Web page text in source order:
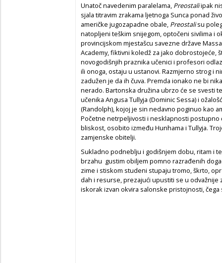
Unatoč navedenim paralelama, Preostaliipak
sjala titravim zrakama ljetnoga Sunca ponad
američke jugozapadne obale, Preostalisu
natopljeni teškim snijegom, optočeni sivilima i
provincijskom mjestašcu savezne države
Academy, fiktivni koledž za jako dobrostojeće,
novogodišnjih praznika učenici i profesori
ili onoga, ostaju u ustanovi. Razmjerno strog i
zadužen je da ih čuva. Premda ionako ne bi
nerado. Bartonska družina ubrzo će se svesti
učenika Angusa Tullyja (Dominic Sessa) i
(Randolph), kojoj je sin nedavno poginuo kao
Početne netrpeljivosti i nesklapnosti postupno
bliskost, osobito između Hunhama i Tullyja.
zamjenske obitelji.
Sukladno podneblju i godišnjem dobu, ritam i
brzahu gustim obiljem pomno razrađenih
zime i stiskom studeni stupaju tromo, škrto,
dah i resurse, prezajući upustiti se u odvažnije
iskorak izvan okvira salonske pristojnosti,